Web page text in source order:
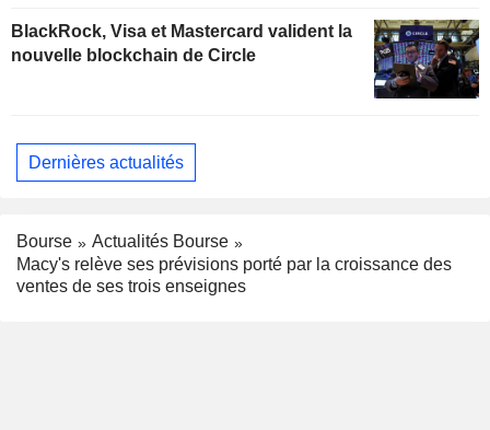
BlackRock, Visa et Mastercard valident la
nouvelle blockchain de Circle
Dernières actualités
Bourse
Actualités Bourse
Macy's relève ses prévisions porté par la croissance des
ventes de ses trois enseignes